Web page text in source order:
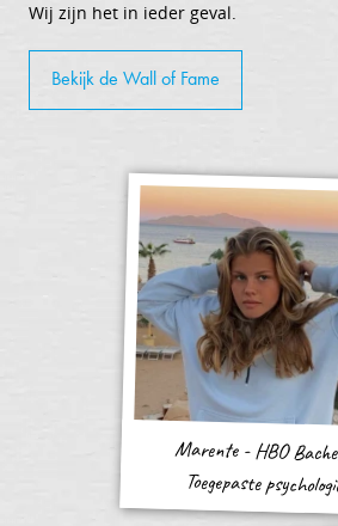
Wij zijn het in ieder geval.
Bekijk de Wall of Fame
Marente - HBO
Toegepaste